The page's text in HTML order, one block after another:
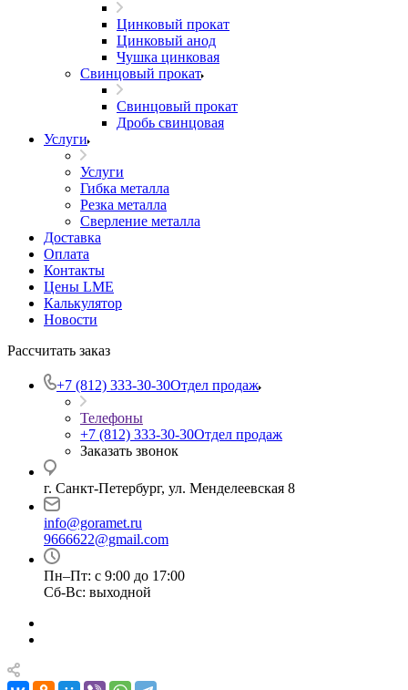
Цинковый прокат
Цинковый анод
Чушка цинковая
Свинцовый прокат
Свинцовый прокат
Дробь свинцовая
Услуги
Услуги
Гибка металла
Резка металла
Сверление металла
Доставка
Оплата
Контакты
Цены LME
Калькулятор
Новости
Рассчитать заказ
+7 (812) 333-30-30Отдел продаж
Телефоны
+7 (812) 333-30-30Отдел продаж
Заказать звонок
г. Санкт-Петербург, ул. Менделеевская 8
info@goramet.ru
9666622@gmail.com
Пн–Пт: с 9:00 до 17:00
Сб-Вс: выходной